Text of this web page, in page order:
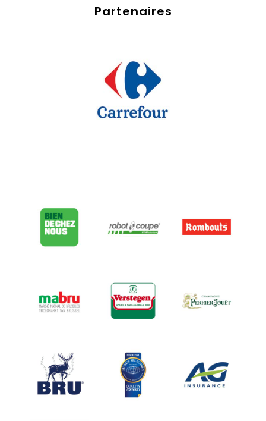
Partenaires